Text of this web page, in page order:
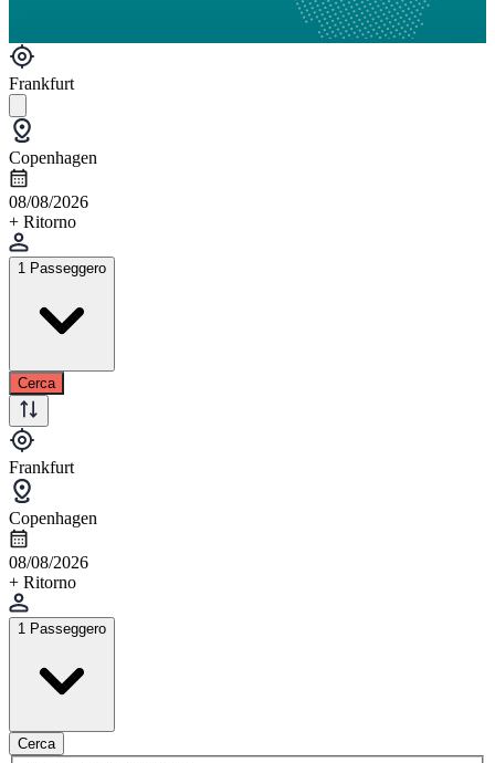
Frankfurt
Copenhagen
08/08/2026
+ Ritorno
1 Passeggero
Cerca
Frankfurt
Copenhagen
08/08/2026
+ Ritorno
1 Passeggero
Cerca